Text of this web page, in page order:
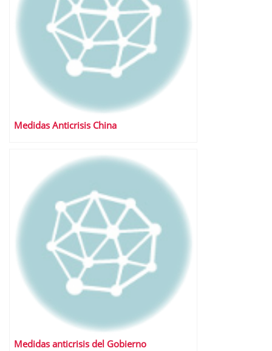
Medidas Anticrisis China
Medidas anticrisis del Gobierno